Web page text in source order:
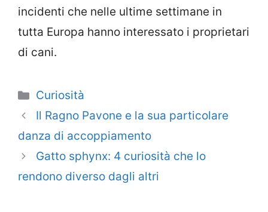
incidenti che nelle ultime settimane in
tutta Europa hanno interessato i proprietari
di cani.
Categorie
Curiosità
Il Ragno Pavone e la sua particolare
danza di accoppiamento
Gatto sphynx: 4 curiosità che lo
rendono diverso dagli altri